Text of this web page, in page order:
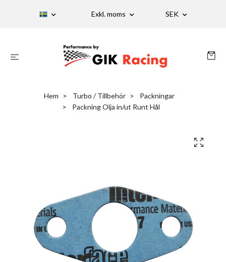
Exkl. moms SEK
Hem Turbo / Tillbehör
Packningar
Packning Olja in/ut Runt Hål